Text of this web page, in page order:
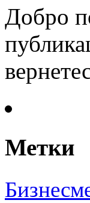
Добро
Метки